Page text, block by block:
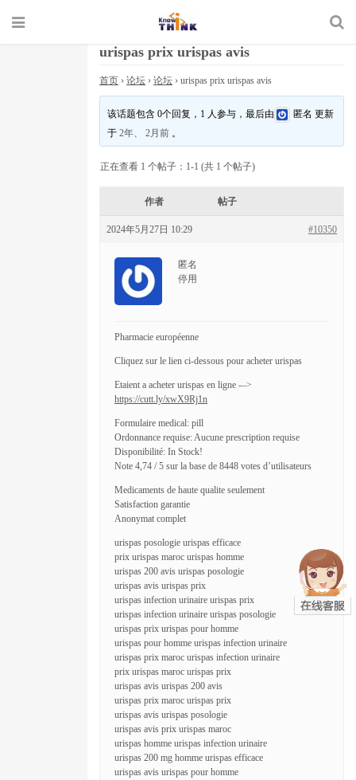
urispas prix urispas avis
首页 › 论坛 › 论坛 › urispas prix urispas avis
该话题包含 0个回复，1 人参与，最后由 匿名 更新
于2年、 2月前 。
正在查看 1 个帖子：1-1 (共 1 个帖子)
作者 帖子
2024年5月27日 10:29 #10350
匿名
停用
Pharmacie européenne
Cliquez sur le lien ci-dessous pour acheter urispas
Etaient a acheter urispas en ligne -–>
https://cutt.ly/xwX9Rj1n
Formulaire medical: pill
Ordonnance requise: Aucune prescription requise
Disponibilité: In Stock!
Note 4,74 / 5 sur la base de 8448 votes d’utilisateurs
Medicaments de haute qualite seulement
Satisfaction garantie
Anonymat complet
urispas posologie urispas efficace
prix urispas maroc urispas homme
urispas 200 avis urispas posologie
urispas avis urispas prix
urispas infection urinaire urispas prix
urispas infection urinaire urispas posologie
urispas prix urispas pour homme
urispas pour homme urispas infection urinaire
urispas prix maroc urispas infection urinaire
prix urispas maroc urispas prix
urispas avis urispas 200 avis
urispas prix maroc urispas prix
urispas avis urispas posologie
urispas avis prix urispas maroc
urispas homme urispas infection urinaire
urispas 200 mg homme urispas efficace
urispas avis urispas pour homme